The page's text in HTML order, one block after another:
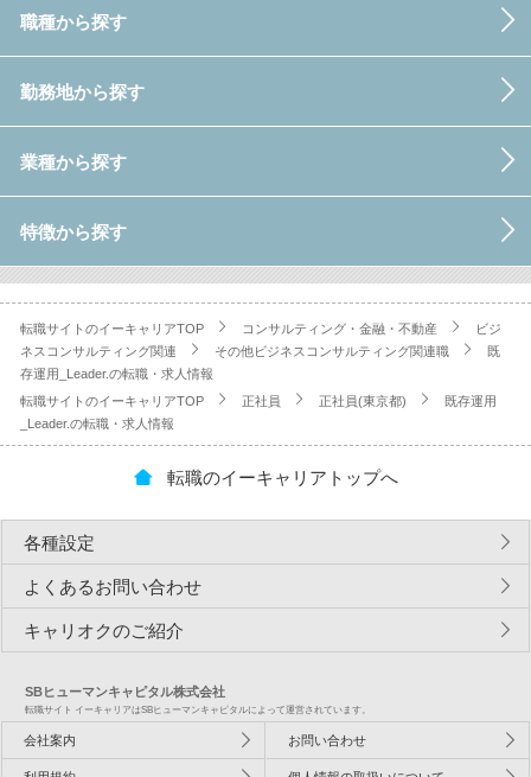
職種から探す
勤務地から探す
業種から探す
特徴から探す
転職サイトのイーキャリアTOP コンサルティング・金融・不動産
ビジ
ネスコンサルティング関連
その他ビジネスコンサルティング関連職
既
存運用_Leader.の転職・求人情報
転職サイトのイーキャリアTOP
正社員 正社員(東京都)
既存運用
_Leader.の転職・求人情報
転職のイーキャリアトップへ
各種設定
よくあるお問い合わせ
キャリオクのご紹介
SBヒューマンキャピタル株式会社
転職サイト イーキャリアはSBヒューマンキャピタルによって運営されています。
会社案内 お問い合わせ